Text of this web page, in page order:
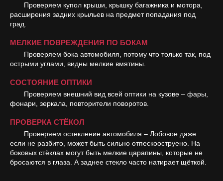
Проверяем купол крыши, крышку багажника и мотора,
расширения задних крыльев на предмет попадания под
град.
МЕЛКИЕ ПОВРЕЖДЕНИЯ ПО БОКАМ
Проверяем бока автомобиля, потому что только так, под
острыми углами, видны мелкие вмятины.
СОСТОЯНИЕ ОПТИКИ
Проверяем внешний вид всей оптики на кузове – фары,
фонари, зеркала, повторители поворотов.
ПРОВЕРКА СТЁКОЛ
Проверяем остекление автомобиля – Лобовое даже
если не разбито, может быть сильно отпескооструено. На
боковых стёклах могут быть мелкие царапины, которые не
бросаются в глаза. А заднее стекло часто натирает щёткой.